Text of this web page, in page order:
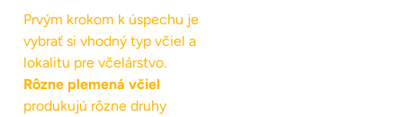
Prvým krokom k úspechu je
vybrať si vhodný typ včiel a
lokalitu pre včelárstvo.
Rôzne plemená včiel
produkujú rôzne druhy